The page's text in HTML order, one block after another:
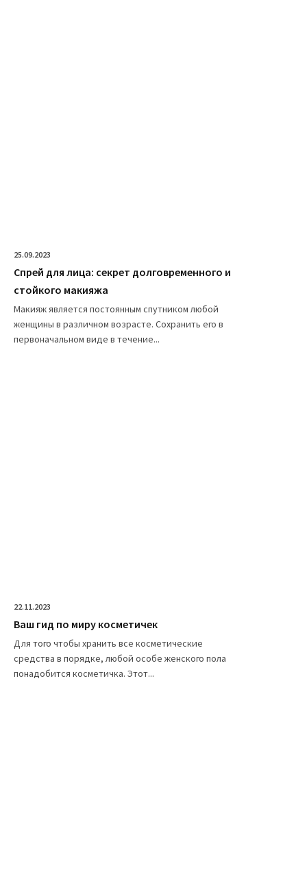
25.09.2023
Спрей для лица: секрет долговременного и
стойкого макияжа
Макияж является постоянным спутником любой
женщины в различном возрасте. Сохранить его в
первоначальном виде в течение...
22.11.2023
Ваш гид по миру косметичек
Для того чтобы хранить все косметические
средства в порядке, любой особе женского пола
понадобится косметичка. Этот...